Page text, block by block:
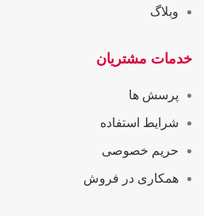
وبلاگ
خدمات مشتریان
پرسش ها
شرایط استفاده
حریم خصوصی
همکاری در فروش